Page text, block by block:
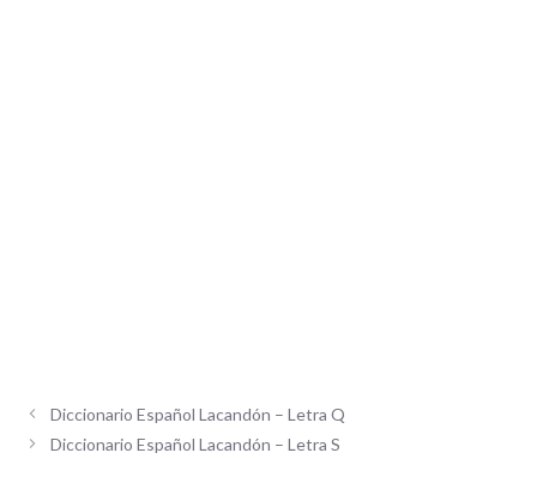
Diccionario Español Lacandón – Letra Q
Diccionario Español Lacandón – Letra S